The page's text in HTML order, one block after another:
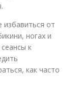
от
ногах и
к
как часто